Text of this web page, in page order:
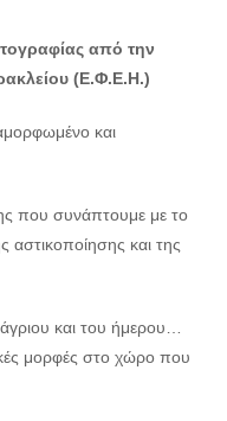
από την
(Ε.Φ.Ε.Η.)
και
που συνάπτουμε με το
και της
και του ήμερου…
μορφές στο χώρο που